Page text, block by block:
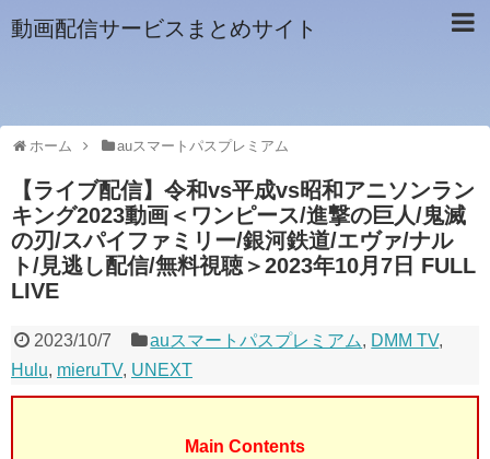
動画配信サービスまとめサイト
ホーム auスマートパスプレミアム
【ライブ配信】令和vs平成vs昭和アニソンラン
キング2023動画＜ワンピース/進撃の巨人/鬼滅
の刃/スパイファミリー/銀河鉄道/エヴァ/ナル
ト/見逃し配信/無料視聴＞2023年10月7日 FULL
LIVE
2023/10/7 auスマートパスプレミアム, DMM TV,
Hulu, mieruTV, UNEXT
Main Contents